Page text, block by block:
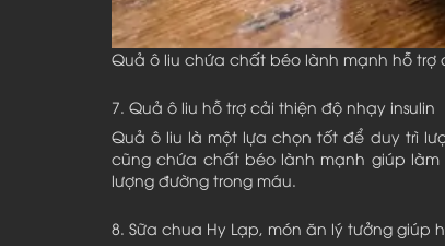
Quả ô liu chứa chất béo lành mạnh hỗ trợ
7. Quả ô liu hỗ trợ cải thiện độ nhạy insulin
Quả ô liu là một lựa chọn tốt để duy trì
cũng chứa chất béo lành mạnh giúp
lượng đường trong máu.
8. Sữa chua Hy Lạp, món ăn lý tưởng giúp